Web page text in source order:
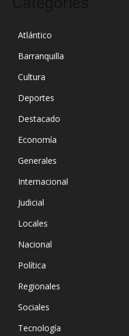
Atlántico
Barranquilla
Cultura
Deportes
Destacado
Economía
Generales
Internacional
Judicial
Locales
Nacional
Política
Regionales
Sociales
Tecnología